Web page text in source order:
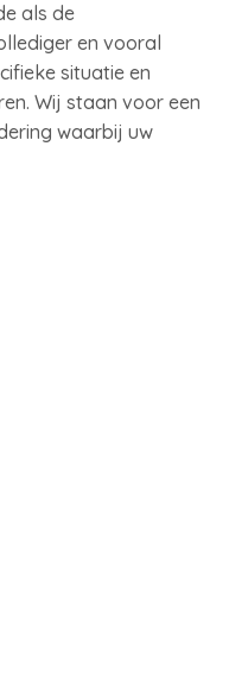
als de
en vooral
situatie en
Wij staan voor een
waarbij uw